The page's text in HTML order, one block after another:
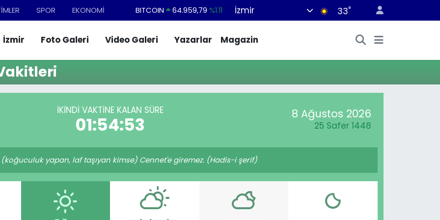
SPOR EKONOMİ BITCOIN 64.959,79 %1.11
EURO
55,2510 %0.32
STERLİN
64,4811%0.38
İzmir 33°
İzmir Foto Galeri Video Galeri Yazarlar Magazin
İKINDI VAKTINE KALAN SÜRE
01:54:53 8 Ağustos 2026
25 Safer 1448
yapan, laf taşıyan kimse) Cennet'e giremez. (Hadis-i şerif)